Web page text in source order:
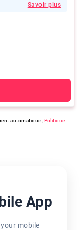
Savoir plus
automatique, Politique
App
mobile